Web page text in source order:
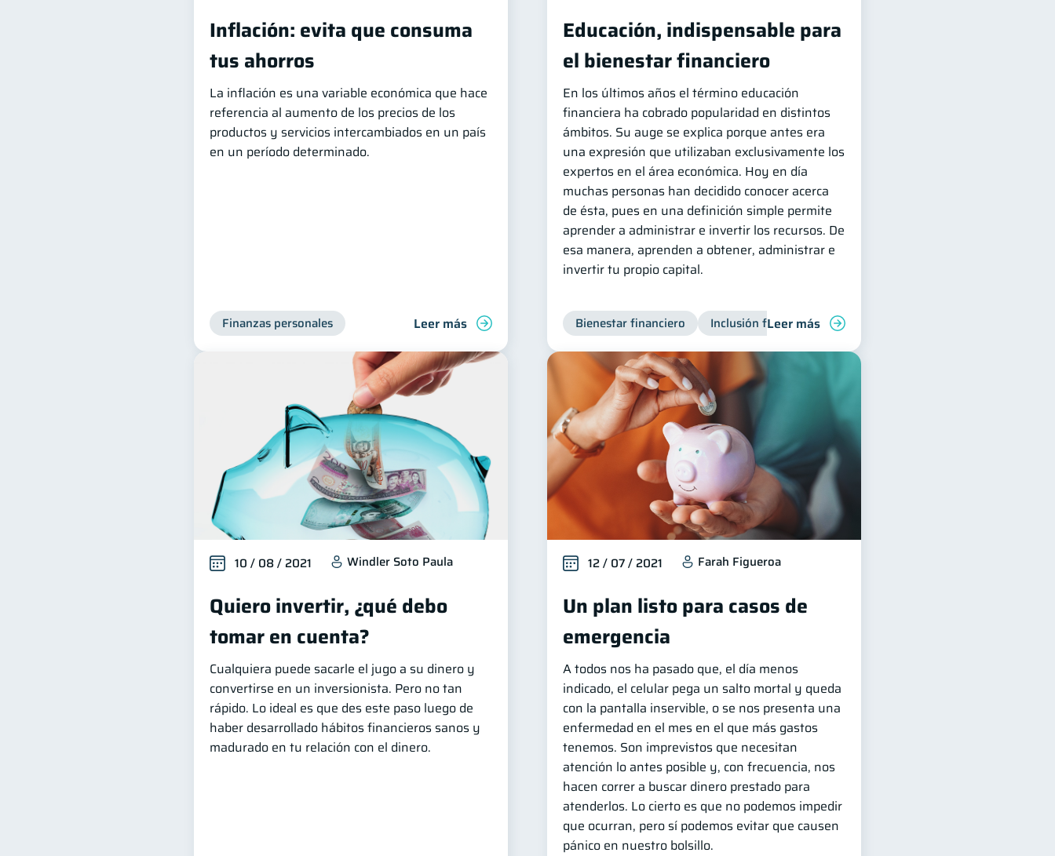
Inflación: evita que consuma
tus ahorros
La inflación es una variable económica que hace
referencia al aumento de los precios de los
productos y servicios intercambiados en un país
en un período determinado.
Finanzas personales Leer más
Educación, indispensable para
el bienestar financiero
En los últimos años el término educación
financiera ha cobrado popularidad en distintos
ámbitos. Su auge se explica porque antes era
una expresión que utilizaban exclusivamente los
expertos en el área económica. Hoy en día
muchas personas han decidido conocer acerca
de ésta, pues en una definición simple permite
aprender a administrar e invertir los recursos. De
esa manera, aprenden a obtener, administrar e
invertir tu propio capital.
Bienestar financiero Inclusión financiera Finanzas para jóvenes
Leer más
10 / 08 / 2021 Windler Soto Paula
Quiero invertir, ¿qué debo
tomar en cuenta?
Cualquiera puede sacarle el jugo a su dinero y
convertirse en un inversionista. Pero no tan
rápido. Lo ideal es que des este paso luego de
haber desarrollado hábitos financieros sanos y
madurado en tu relación con el dinero.
12 / 07 / 2021 Farah Figueroa
Un plan listo para casos de
emergencia
A todos nos ha pasado que, el día menos
indicado, el celular pega un salto mortal y queda
con la pantalla inservible, o se nos presenta una
enfermedad en el mes en el que más gastos
tenemos. Son imprevistos que necesitan
atención lo antes posible y, con frecuencia, nos
hacen correr a buscar dinero prestado para
atenderlos. Lo cierto es que no podemos impedir
que ocurran, pero sí podemos evitar que causen
pánico en nuestro bolsillo.